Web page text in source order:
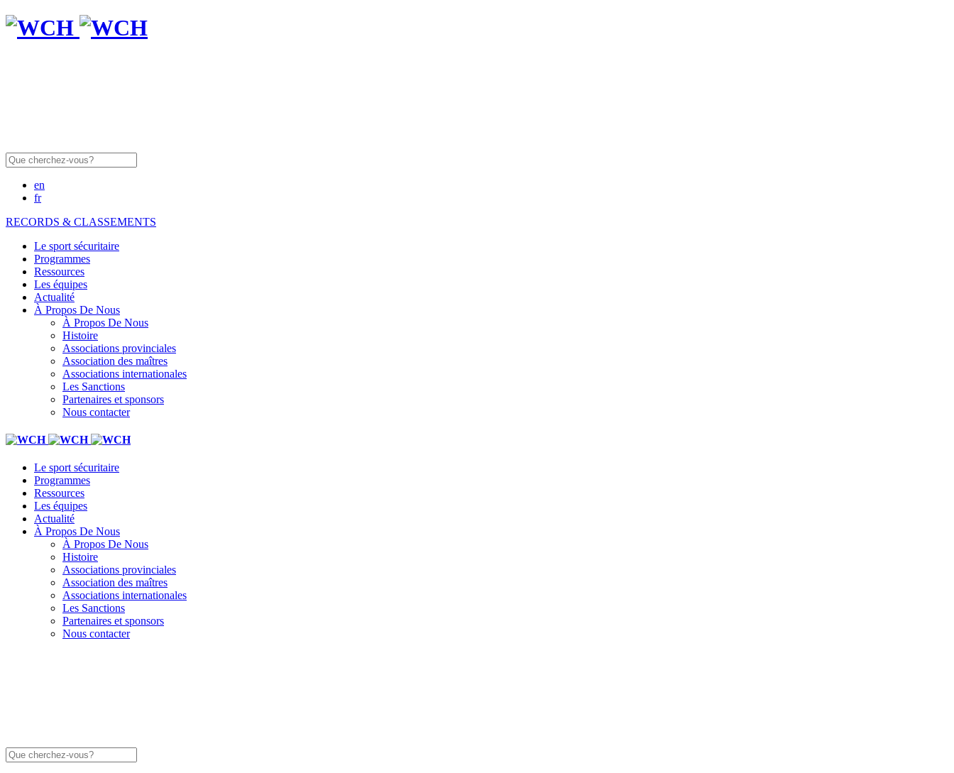
en
fr
RECORDS & CLASSEMENTS
Le sport sécuritaire
Programmes
Ressources
Les équipes
Actualité
À Propos De Nous
À Propos De Nous
Histoire
Associations provinciales
Association des maîtres
Associations internationales
Les Sanctions
Partenaires et sponsors
Nous contacter
Le sport sécuritaire
Programmes
Ressources
Les équipes
Actualité
À Propos De Nous
À Propos De Nous
Histoire
Associations provinciales
Association des maîtres
Associations internationales
Les Sanctions
Partenaires et sponsors
Nous contacter